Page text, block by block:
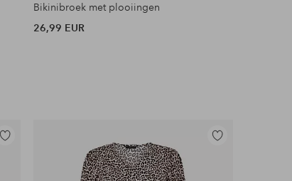
Bikinibroek met plooiingen
26,99 EUR
Toevoegen
Toevoegen